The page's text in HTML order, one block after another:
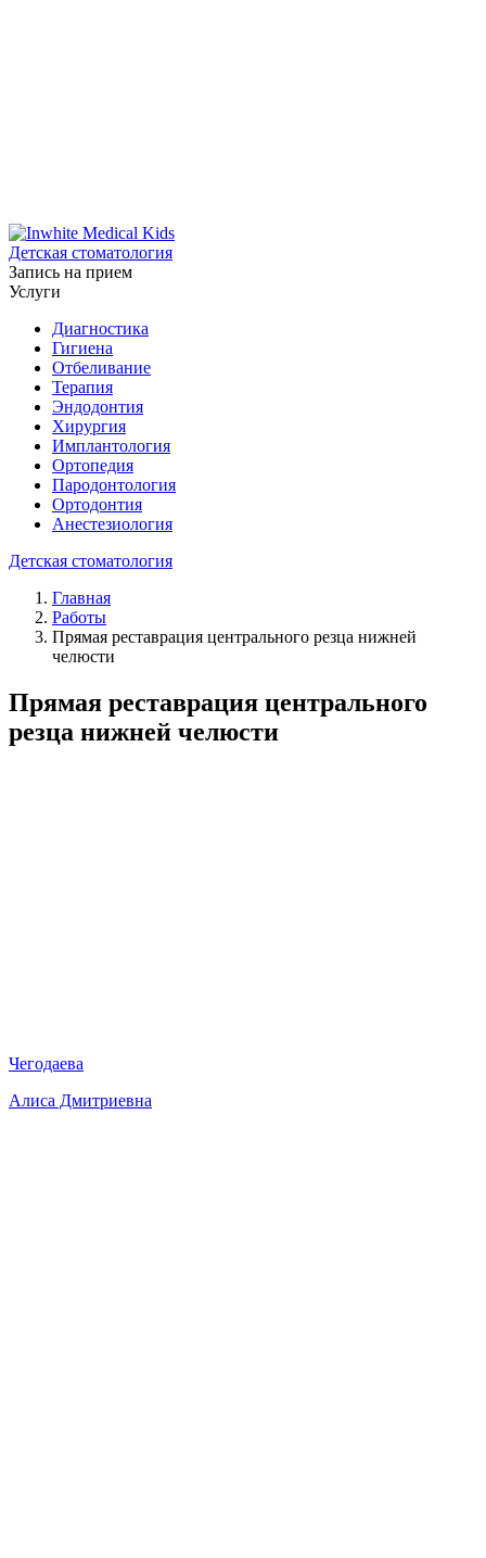
Детская стоматология
Запись на прием
Услуги
Диагностика
Гигиена
Отбеливание
Терапия
Эндодонтия
Хирургия
Имплантология
Ортопедия
Пародонтология
Ортодонтия
Анестезиология
Детская стоматология
Главная
Работы
Прямая реставрация центрального резца нижней
челюсти
Прямая реставрация центрального
резца нижней челюсти
Чегодаева
Алиса Дмитриевна